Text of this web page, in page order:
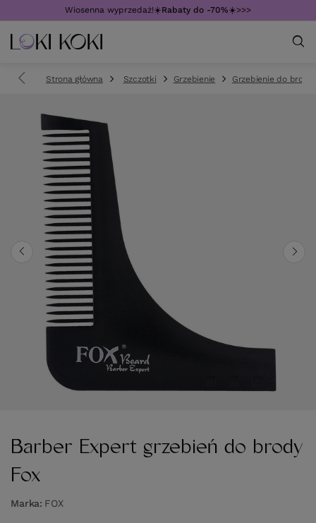
Wiosenna wyprzedaż!☀️Rabaty do -70%☀️>>>
Strona główna Szczotki Grzebienie Grzebienie do brody
Barber Expert grzebień do brody
Fox
Marka FOX